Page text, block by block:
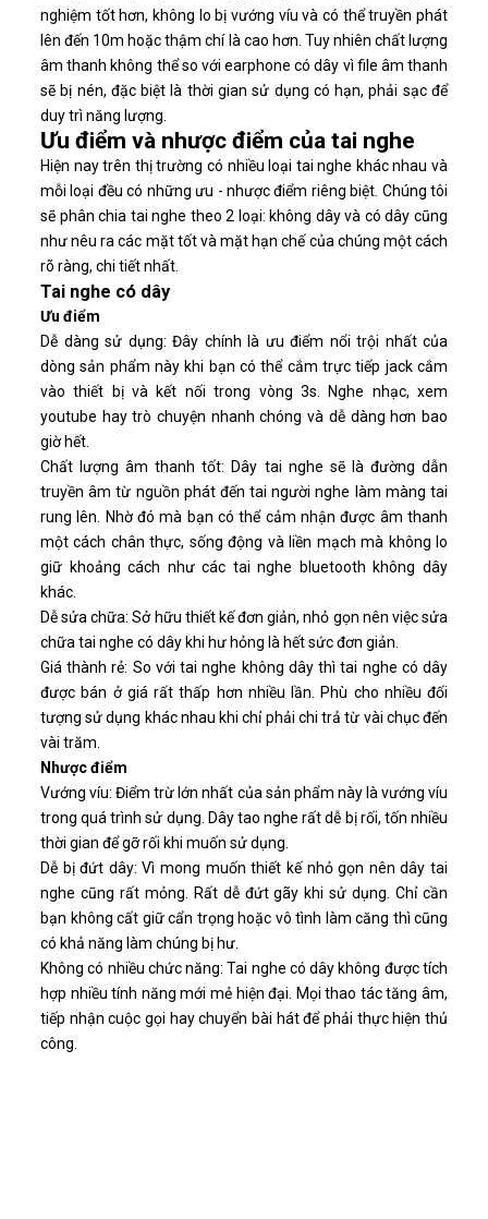
nghiệm tốt hơn, không lo bị vướng víu và có thể truyền phát
lên đến 10m hoặc thậm chí là cao hơn. Tuy nhiên chất lượng
âm thanh không thể so với earphone có dây vì file âm thanh
sẽ bị nén, đặc biệt là thời gian sử dụng có hạn, phải sạc để
duy trì năng lượng.
Ưu điểm và nhược điểm của tai nghe
Hiện nay trên thị trường có nhiều loại tai nghe khác nhau và
mỗi loại đều có những ưu - nhược điểm riêng biệt. Chúng tôi
sẽ phân chia tai nghe theo 2 loại: không dây và có dây cũng
như nêu ra các mặt tốt và mặt hạn chế của chúng một cách
rõ ràng, chi tiết nhất.
Tai nghe có dây
Ưu điểm
Dễ dàng sử dụng: Đây chính là ưu điểm nổi trội nhất của
dòng sản phẩm này khi bạn có thể cắm trực tiếp jack cắm
vào thiết bị và kết nối trong vòng 3s. Nghe nhạc, xem
youtube hay trò chuyện nhanh chóng và dễ dàng hơn bao
giờ hết.
Chất lượng âm thanh tốt: Dây tai nghe sẽ là đường dẫn
truyền âm từ nguồn phát đến tai người nghe làm màng tai
rung lên. Nhờ đó mà bạn có thể cảm nhận được âm thanh
một cách chân thực, sống động và liền mạch mà không lo
giữ khoảng cách như các tai nghe bluetooth không dây
khác.
Dễ sửa chữa: Sở hữu thiết kế đơn giản, nhỏ gọn nên việc sửa
chữa tai nghe có dây khi hư hỏng là hết sức đơn giản.
Giá thành rẻ: So với tai nghe không dây thì tai nghe có dây
được bán ở giá rất thấp hơn nhiều lần. Phù cho nhiều đối
tượng sử dụng khác nhau khi chỉ phải chi trả từ vài chục đến
vài trăm.
Nhược điểm
Vướng víu: Điểm trừ lớn nhất của sản phẩm này là vướng víu
trong quá trình sử dụng. Dây tao nghe rất dễ bị rối, tốn nhiều
thời gian để gỡ rối khi muốn sử dụng.
Dễ bị đứt dây: Vì mong muốn thiết kế nhỏ gọn nên dây tai
nghe cũng rất mỏng. Rất dễ đứt gãy khi sử dụng. Chỉ cần
bạn không cất giữ cẩn trọng hoặc vô tình làm căng thì cũng
có khả năng làm chúng bị hư.
Không có nhiều chức năng: Tai nghe có dây không được tích
hợp nhiều tính năng mới mẻ hiện đại. Mọi thao tác tăng âm,
tiếp nhận cuộc gọi hay chuyển bài hát để phải thực hiện thủ
công.